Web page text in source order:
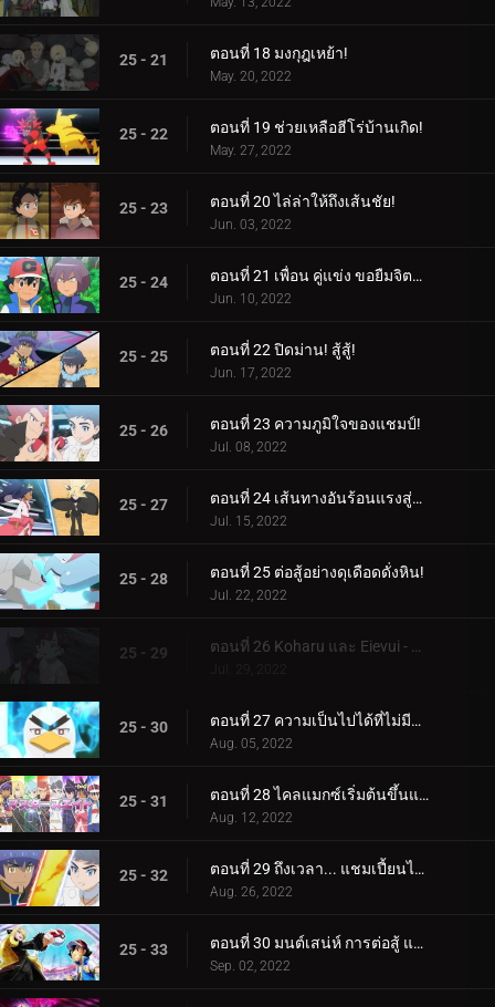
25 - 21 ตอนที่ 18 มงกุฎเหย้า!
May. 20, 2022
25 - 22 ตอนที่ 19 ช่วยเหลือฮีโร่บ้านเกิด!
May. 27, 2022
25 - 23 ตอนที่ 20 ไล่ล่าให้ถึงเส้นชัย!
Jun. 03, 2022
25 - 24 ตอนที่ 21 เพื่อน คู่แข่ง ขอยืมจิตวิญญาณของคุณมาให้ฉัน!
Jun. 10, 2022
25 - 25 ตอนที่ 22 ปิดม่าน! สู้สู้!
Jun. 17, 2022
25 - 26 ตอนที่ 23 ความภูมิใจของแชมป์!
Jul. 08, 2022
25 - 27 ตอนที่ 24 เส้นทางอันร้อนแรงสู่การเป็นผู้เชี่ยวชาญ!
Jul. 15, 2022
25 - 28 ตอนที่ 25 ต่อสู้อย่างดุเดือดดั่งหิน!
Jul. 22, 2022
25 - 29
Jul. 29, 2022
25 - 30 ตอนที่ 27 ความเป็นไปได้ที่ไม่มีที่สิ้นสุด!
Aug. 05, 2022
25 - 31 ตอนที่ 28 ไคลแมกซ์เริ่มต้นขึ้นแล้ว! ประสบการณ์การแข่งขันระดับปรมาจารย์ของ Satoshi!!
Aug. 12, 2022
25 - 32 ตอนที่ 29 ถึงเวลา... แชมเปี้ยนไทม์! (1)
Aug. 26, 2022
25 - 33 ตอนที่ 30 มนต์เสน่ห์ การต่อสู้ และความสับสน! (2)
Sep. 02, 2022